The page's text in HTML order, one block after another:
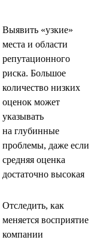
Выявить «узкие»
места и области
репутационного
риска. Большое
количество низких
оценок может
указывать
на глубинные
проблемы, даже если
средняя оценка
достаточно высокая
Отследить, как
меняется восприятие
компании